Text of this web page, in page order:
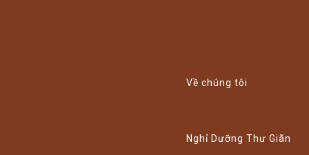
Về chúng tôi
Nghỉ Dưỡng Thư Giãn